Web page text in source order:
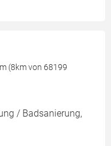
(8km von 68199
/ Badsanierung,